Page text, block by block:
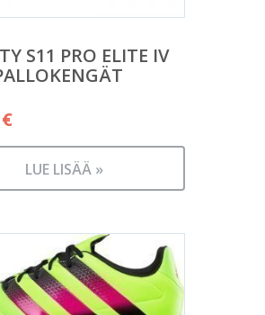
S11 PRO ELITE IV
€
LUE LISÄÄ »